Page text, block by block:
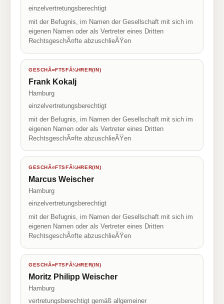
einzelvertretungsberechtigt
mit der Befugnis, im Namen der Gesellschaft mit sich im
eigenen Namen oder als Vertreter eines Dritten
RechtsgeschÃ¤fte abzuschlieÃŸen
GESCHÃ¤FTSFÃ¼HRER(IN)
Frank Kokalj
Hamburg
einzelvertretungsberechtigt
mit der Befugnis, im Namen der Gesellschaft mit sich im
eigenen Namen oder als Vertreter eines Dritten
RechtsgeschÃ¤fte abzuschlieÃŸen
GESCHÃ¤FTSFÃ¼HRER(IN)
Marcus Weischer
Hamburg
einzelvertretungsberechtigt
mit der Befugnis, im Namen der Gesellschaft mit sich im
eigenen Namen oder als Vertreter eines Dritten
RechtsgeschÃ¤fte abzuschlieÃŸen
GESCHÃ¤FTSFÃ¼HRER(IN)
Moritz Philipp Weischer
Hamburg
vertretungsberechtigt gemäß allgemeiner